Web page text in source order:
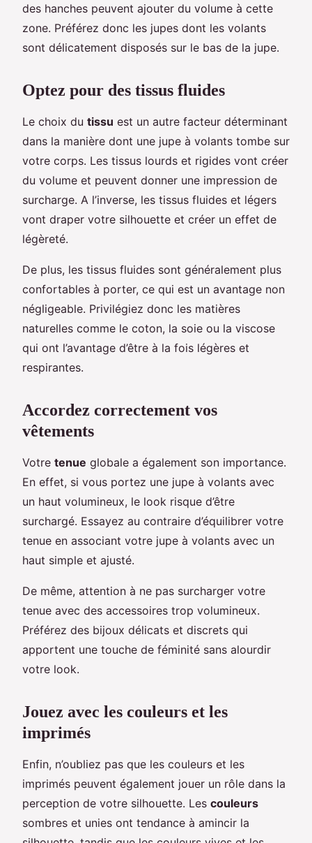
des hanches peuvent ajouter du volume à cette
zone. Préférez donc les jupes dont les volants
sont délicatement disposés sur le bas de la jupe.
Optez pour des tissus fluides
Le choix du tissu est un autre facteur déterminant
dans la manière dont une jupe à volants tombe sur
votre corps. Les tissus lourds et rigides vont créer
du volume et peuvent donner une impression de
surcharge. A l’inverse, les tissus fluides et légers
vont draper votre silhouette et créer un effet de
légèreté.
De plus, les tissus fluides sont généralement plus
confortables à porter, ce qui est un avantage non
négligeable. Privilégiez donc les matières
naturelles comme le coton, la soie ou la viscose
qui ont l’avantage d’être à la fois légères et
respirantes.
Accordez correctement vos
vêtements
Votre tenue globale a également son importance.
En effet, si vous portez une jupe à volants avec
un haut volumineux, le look risque d’être
surchargé. Essayez au contraire d’équilibrer votre
tenue en associant votre jupe à volants avec un
haut simple et ajusté.
De même, attention à ne pas surcharger votre
tenue avec des accessoires trop volumineux.
Préférez des bijoux délicats et discrets qui
apportent une touche de féminité sans alourdir
votre look.
Jouez avec les couleurs et les
imprimés
Enfin, n’oubliez pas que les couleurs et les
imprimés peuvent également jouer un rôle dans la
perception de votre silhouette. Les couleurs
sombres et unies ont tendance à amincir la